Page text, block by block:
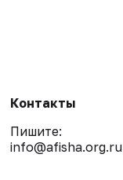
Контакты
Пишите:
info@afisha.org.ru